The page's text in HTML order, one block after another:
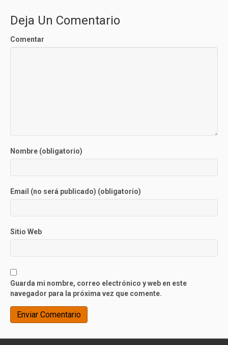
Deja Un Comentario
Comentar
Nombre (obligatorio)
Email (no será publicado) (obligatorio)
Sitio Web
Guarda mi nombre, correo electrónico y web en este
navegador para la próxima vez que comente.